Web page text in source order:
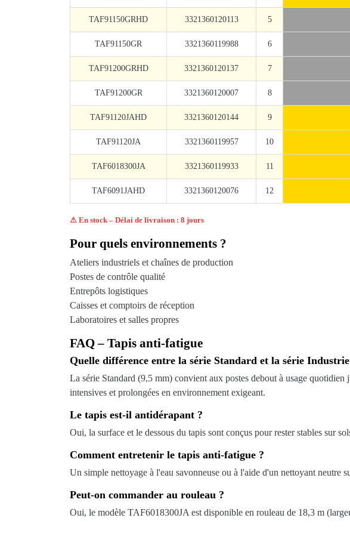
TAF91150GRHD 3321360120113 5
TAF91150GR 3321360119988 6
TAF91200GRHD 3321360120137 7
TAF91200GR 3321360120007 8
TAF91120JAHD 3321360120144 9
TAF91120JA 3321360119957 10
TAF6018300JA 3321360119933 11
TAF6091JAHD 3321360120076 12
⚠ En stock – Délai de livraison : 8 jours
Pour quels environnements ?
Ateliers industriels et chaînes de production
Postes de contrôle qualité
Entrepôts logistiques
Caisses et comptoirs de réception
Laboratoires et salles propres
FAQ – Tapis anti-fatigue
Quelle différence entre la série Standard et la série
La série Standard (9,5 mm) convient aux postes debout à usage
intensives et prolongées en environnement exigeant.
Le tapis est-il antidérapant ?
Oui, la surface et le dessous du tapis sont conçus pour rester stables sur
Comment entretenir le tapis anti-fatigue ?
Un simple nettoyage à l'eau savonneuse ou à l'aide d'un nettoyant neutre
Peut-on commander au rouleau ?
Oui, le modèle TAF6018300JA est disponible en rouleau de 18,3 m